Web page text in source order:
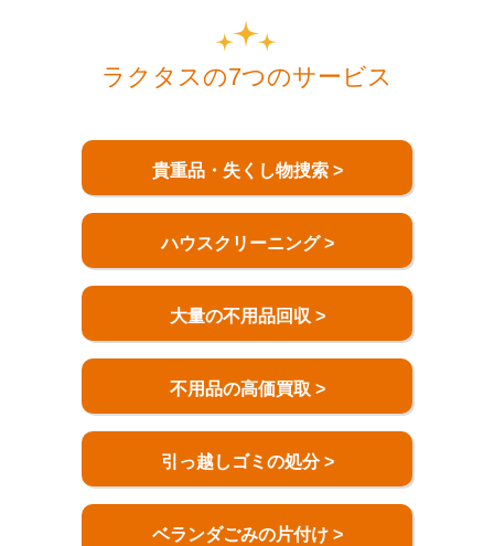
ラクタスの7つのサービス
貴重品・失くし物捜索 >
ハウスクリーニング >
大量の不用品回収 >
不用品の高価買取 >
引っ越しゴミの処分 >
ベランダごみの片付け >